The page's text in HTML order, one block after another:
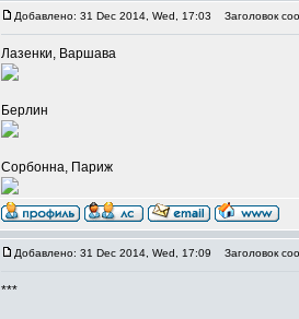
Добавлено: 31 Dec 2014, Wed, 17:03 Заголовок
Лазенки, Варшава
Берлин
Сорбонна, Париж
Добавлено: 31 Dec 2014, Wed, 17:09 Заголовок
***